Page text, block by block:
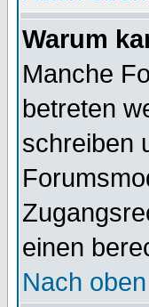
Warum
Manche
betreten
schreiben
einen
Nach oben